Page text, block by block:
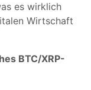
es wirklich
Wirtschaft
BTC/XRP-